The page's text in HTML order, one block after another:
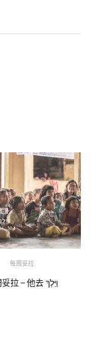
每周妥拉
每周妥拉 – 他去 וַיֵּלֶךְ